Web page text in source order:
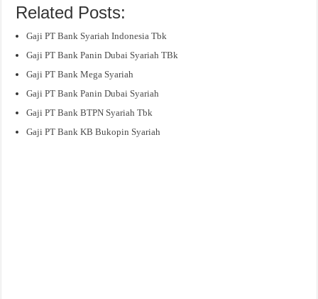
Related Posts:
Gaji PT Bank Syariah Indonesia Tbk
Gaji PT Bank Panin Dubai Syariah TBk
Gaji PT Bank Mega Syariah
Gaji PT Bank Panin Dubai Syariah
Gaji PT Bank BTPN Syariah Tbk
Gaji PT Bank KB Bukopin Syariah